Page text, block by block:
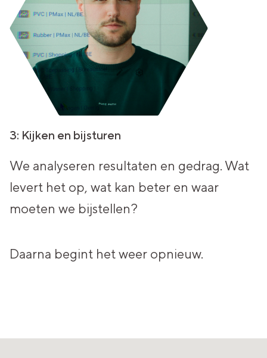
3: Kijken en bijsturen
We analyseren resultaten en gedrag.Wat
levert het op, wat kan beter en waar
moeten we bijstellen?
Daarna begint het weer opnieuw.